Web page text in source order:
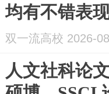
均有不错表
双一流高校 2026-
人文社科论